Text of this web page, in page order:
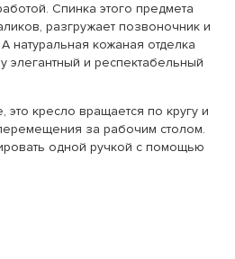
Спинка этого предмета
разгружает позвоночник и
натуральная кожаная отделка
элегантный и респектабельный
кресло вращается по кругу и
за рабочим столом.
одной ручкой с помощью